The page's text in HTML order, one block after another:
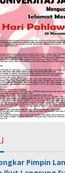
Pimpin